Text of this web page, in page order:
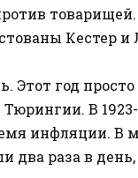
товарищей.
Кестер
Этот год
Тюрингии. В
инфляции. В
два раза в